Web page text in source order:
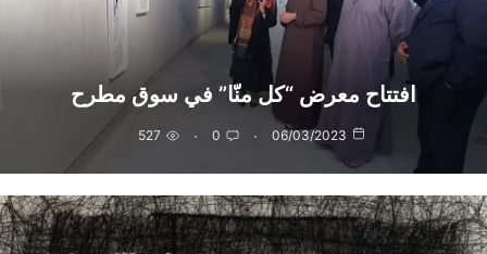
افتتاح معرض “كل منّا” في سوق مطرح
06/03/2023
0
527